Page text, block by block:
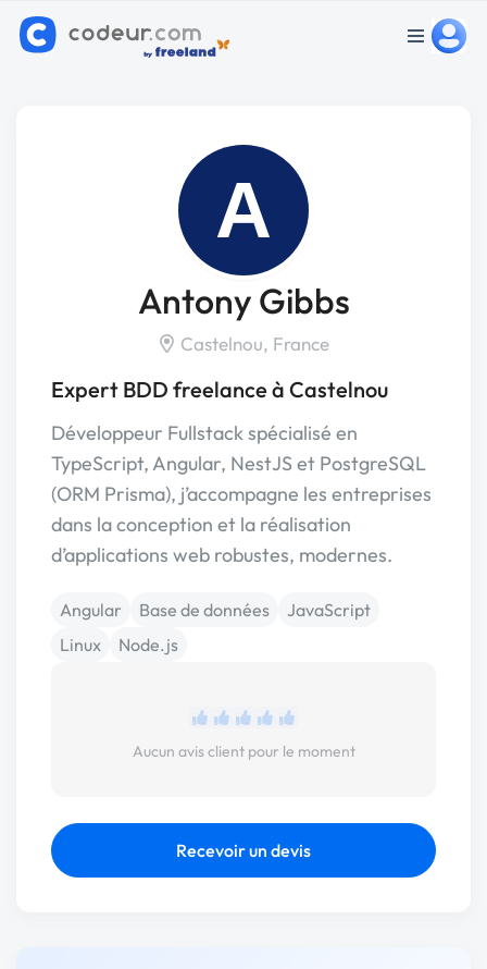
A
Antony Gibbs
Castelnou, France
Expert BDD freelance à Castelnou
Développeur Fullstack spécialisé en
TypeScript, Angular, NestJS et PostgreSQL
(ORM Prisma), j’accompagne les entreprises
dans la conception et la réalisation
d’applications web robustes, modernes.
Angular Base de données
JavaScript
Linux
Node.js
Aucun avis client pour le moment
Recevoir un devis